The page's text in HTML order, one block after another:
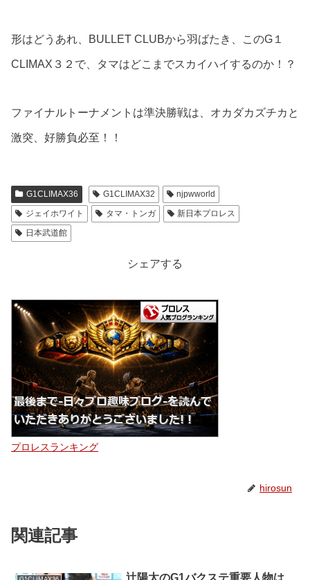
形はどうあれ、BULLET CLUBから羽ばたき、このG１
CLIMAX３２で、タマはどこまでスカイハイするのか！？
ファイナルトーナメントは準決勝戦は、オカダカズチカと
激突、好勝負必至！！
G1CLIMAX36 G1CLIMAX32
njpwworld
ジェイホワイト
タマ・トンガ
新日本プロレス
日本武道館
シェアする
プロレスランキング
hirosun
関連記事
辻陽太のG1バクステ重要人物は